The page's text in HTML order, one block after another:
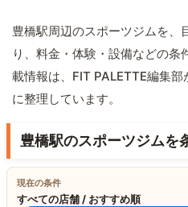
豊橋駅周辺のスポーツジムを、
り、料金・体験・設備などの条
載情報は、FIT PALETTE編集
に整理しています。
豊橋駅のスポーツジムを
現在の条件
すべての店舗 / おすすめ順